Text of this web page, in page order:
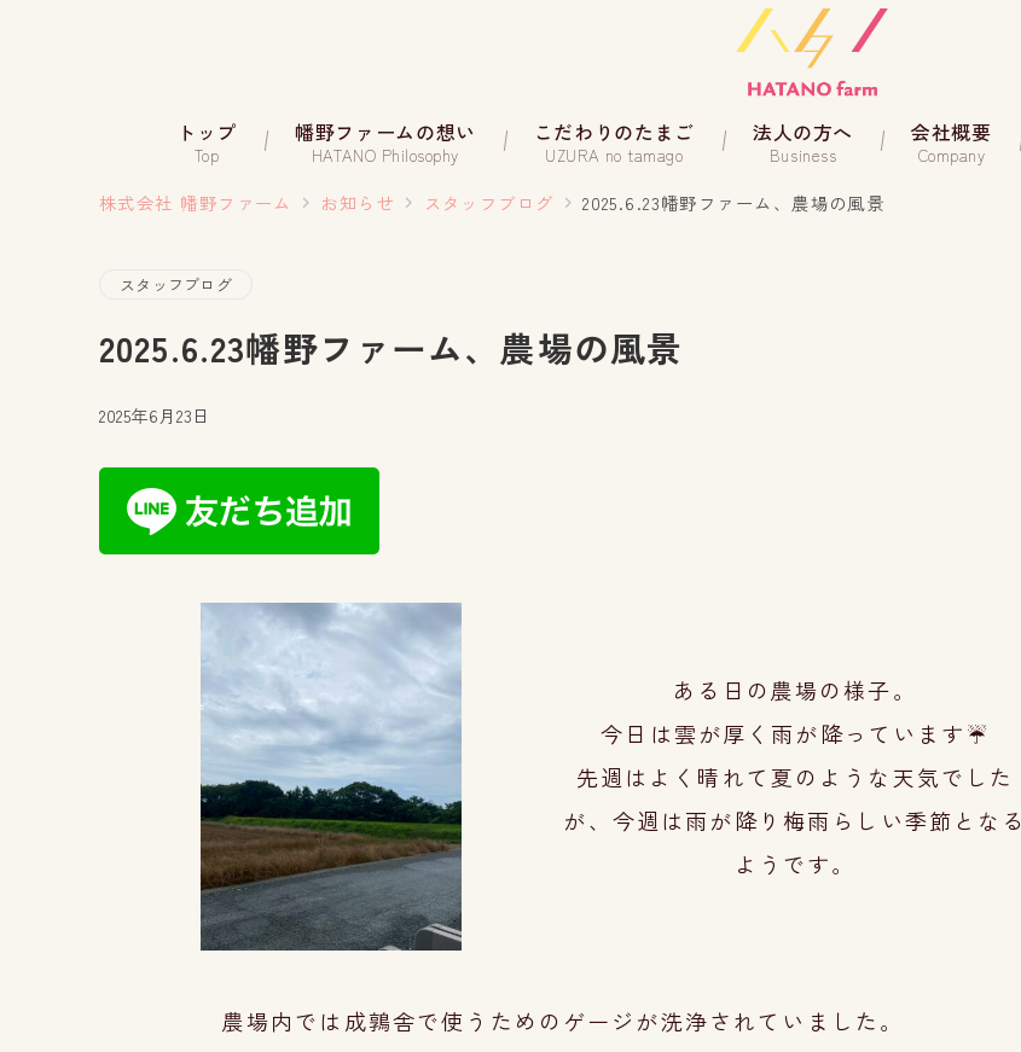
トップ
Top
幡野ファームの想い
HATANO Philosophy
こだわりのたまご
UZURA no tamago
法人の方へ
Business
会社概要
Company
株式会社 幡野ファーム お知らせ スタッフブログ 2025.6.23幡野ファーム、農場の風景
スタッフブログ
2025.6.23幡野ファーム、農場の風景
2025年6月23日
ある日の農場の様子。
今日は雲が厚く雨が降っています☔
先週はよく晴れて夏のような天気でした
が、 今週は雨が降り梅雨らしい季節となる
ようです。
農場内では成鶉舎で使うための ゲージが洗浄されていました。